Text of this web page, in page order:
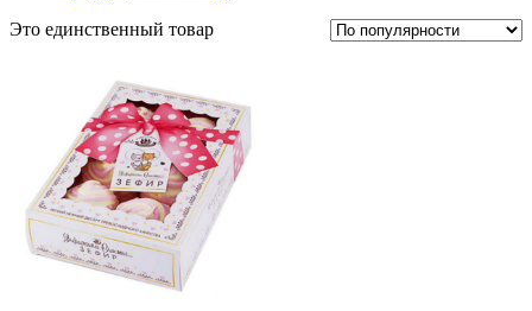
Это единственный товар